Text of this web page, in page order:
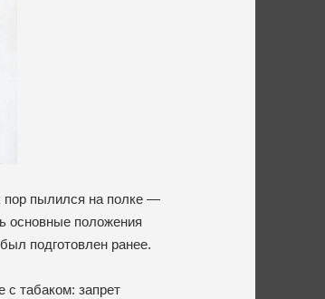
пор пылился на полке —
основные положения
подготовлен ранее.
с табаком: запрет